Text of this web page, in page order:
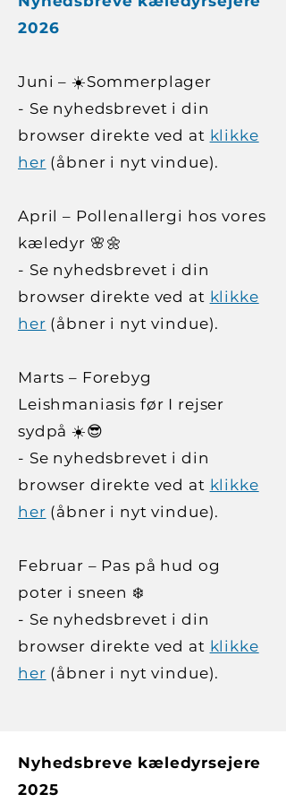
2026
Juni – ☀️Sommerplager
- Se nyhedsbrevet i din
browser direkte ved at klikke
her (åbner i nyt vindue).
April – Pollenallergi hos vores
kæledyr 🌸🌼
- Se nyhedsbrevet i din
browser direkte ved at klikke
her (åbner i nyt vindue).
Marts – Forebyg
Leishmaniasis før I rejser
sydpå ☀️😎
- Se nyhedsbrevet i din
browser direkte ved at klikke
her (åbner i nyt vindue).
Februar – Pas på hud og
poter i sneen ❄️
- Se nyhedsbrevet i din
browser direkte ved at klikke
her (åbner i nyt vindue).
Nyhedsbreve kæledyrsejere
2025